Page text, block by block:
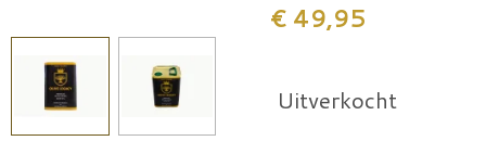
€ 49,95
Uitverkocht